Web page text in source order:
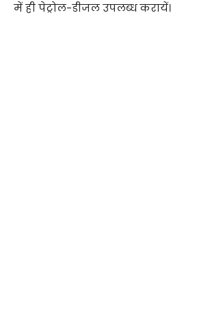
में ही पेट्रोल-डीजल उपलब्ध करायें।